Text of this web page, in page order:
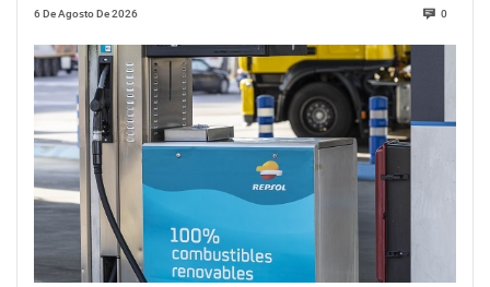
6 De Agosto De 2026 0